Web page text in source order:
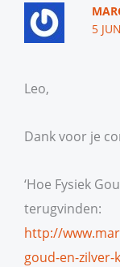
5
Leo,
Dank voor je
‘Hoe Fysiek
terugvinden:
http://
goud-en-